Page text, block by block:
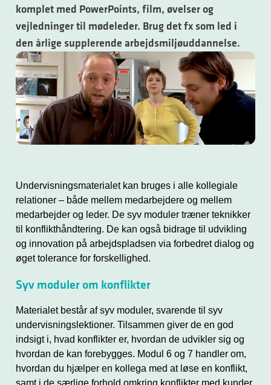
komplet med PowerPoints, film, øvelser og
vejledninger til mødeleder. Brug det fx som led i
den årlige supplerende arbejdsmiljøuddannelse.
Undervisningsmaterialet kan bruges i alle kollegiale
relationer – både mellem medarbejdere og mellem
medarbejder og leder. De syv moduler træner teknikker
til konflikthåndtering. De kan også bidrage til udvikling
og innovation på arbejdspladsen via forbedret dialog og
øget tolerance for forskellighed.
Syv moduler om konflikter
Materialet består af syv moduler, svarende til syv
undervisningslektioner. Tilsammen giver de en god
indsigt i, hvad konflikter er, hvordan de udvikler sig og
hvordan de kan forebygges. Modul 6 og 7 handler om,
hvordan du hjælper en kollega med at løse en konflikt,
samt i de særlige forhold omkring konflikter med kunder.